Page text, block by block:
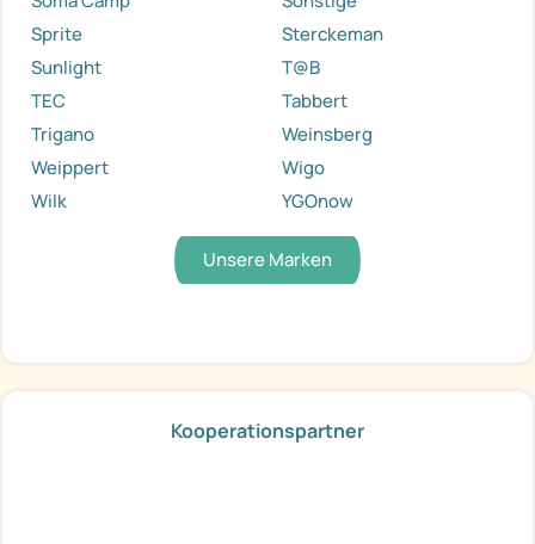
Sprite
Sterckeman
Sunlight
T@B
TEC
Tabbert
Trigano
Weinsberg
Weippert
Wigo
Wilk
YGOnow
Unsere Marken
Kooperationspartner